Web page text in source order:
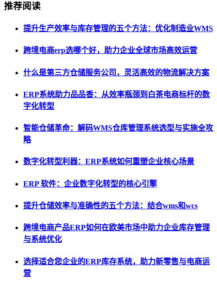
推荐阅读
提升生产效率与库存管理的五个方法：优化制造业WMS
跨境电商erp选哪个好，助力企业全球市场高效运营
什么是第三方仓储服务公司，灵活高效的物流解决方案
ERP系统助力品品香：从效率瓶颈到白茶电商标杆的数
字化转型
智能仓储革命：解码WMS仓库管理系统选型与实施全攻
略
数字化转型利器：ERP系统如何重塑企业核心场景
ERP 软件：企业数字化转型的核心引擎
提升仓储效率与准确性的五个方法：结合wms和wcs
跨境电商产品ERP如何在欧美市场中助力企业库存管理
与系统优化
选择适合您企业的ERP库存系统，助力新零售与电商运
营